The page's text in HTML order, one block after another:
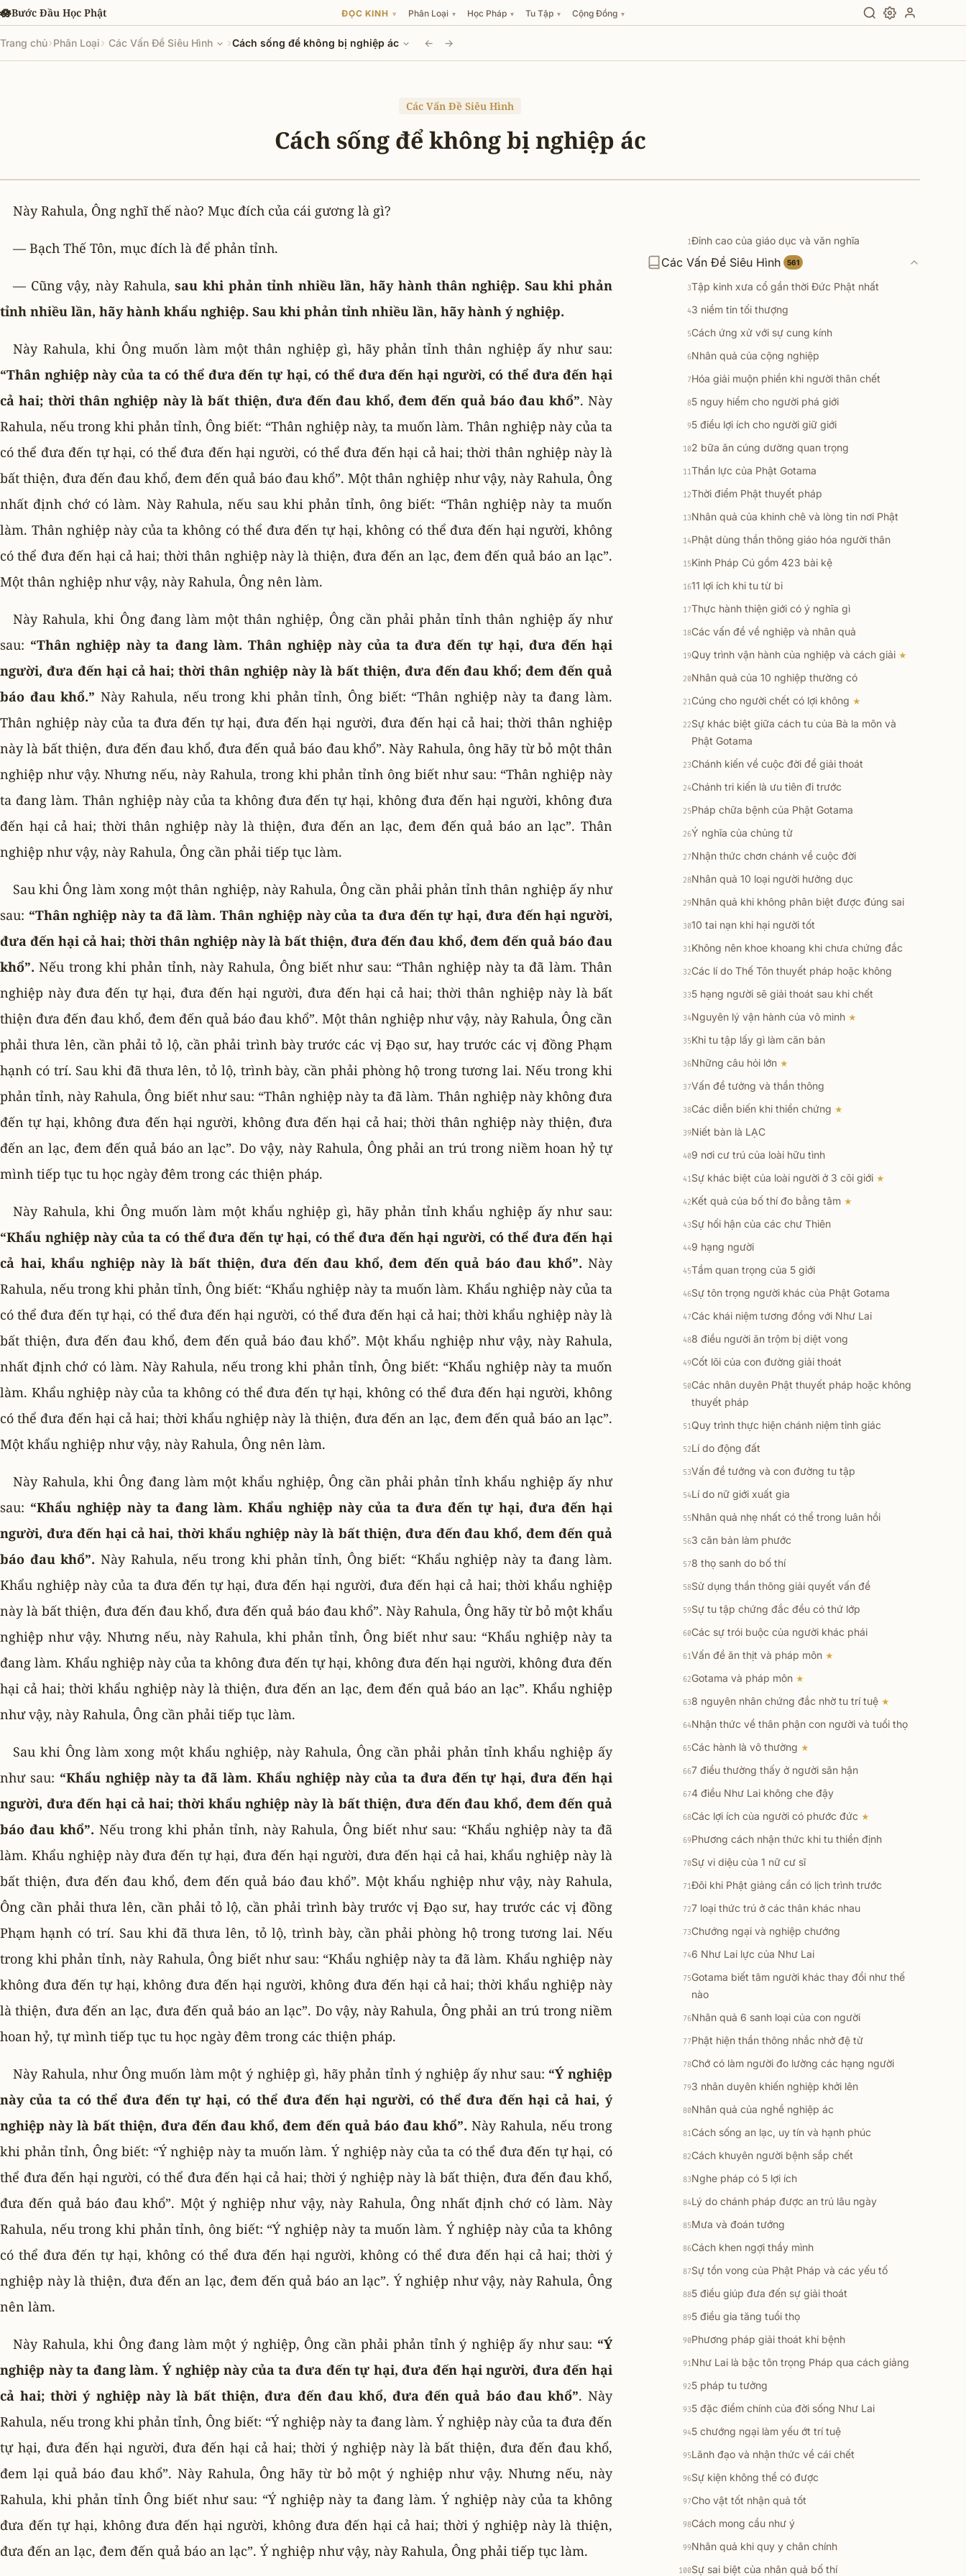
Chuyển đến nội dung chính
🪷Bước Đầu Học Phật ĐỌC KINH ▾ Phân Loại ▾ Học Pháp ▾ Tu Tập ▾ Cộng Đồng ▾
Trang chủ›Phân Loại› Các Vấn Đề Siêu Hình ›Cách sống để không bị nghiệp ác ← →
Các Vấn Đề Siêu Hình
Cách sống để không bị nghiệp ác
Này Rahula, Ông nghĩ thế nào? Mục đích của cái gương là gì?
— Bạch Thế Tôn, mục đích là để phản tỉnh.
— Cũng vậy, này Rahula,sau khi phản tỉnh nhiều lần, hãy hành thân nghiệp. Sau khi phản
tỉnh nhiều lần, hãy hành khẩu nghiệp. Sau khi phản tỉnh nhiều lần, hãy hành ý nghiệp.
Này Rahula, khi Ông muốn làm một thân nghiệp gì, hãy phản tỉnh thân nghiệp ấy như sau:
“Thân nghiệp này của ta có thể đưa đến tự hại, có thể đưa đến hại người, có thể đưa đến hại
cả hai; thời thân nghiệp này là bất thiện, đưa đến đau khổ, đem đến quả báo đau khổ”. Này
Rahula, nếu trong khi phản tỉnh, Ông biết: “Thân nghiệp này, ta muốn làm. Thân nghiệp này của ta
có thể đưa đến tự hại, có thể đưa đến hại người, có thể đưa đến hại cả hai; thời thân nghiệp này là
bất thiện, đưa đến đau khổ, đem đến quả báo đau khổ”. Một thân nghiệp như vậy, này Rahula, Ông
nhất định chớ có làm. Này Rahula, nếu sau khi phản tỉnh, ông biết: “Thân nghiệp này ta muốn
làm. Thân nghiệp này của ta không có thể đưa đến tự hại, không có thể đưa đến hại người, không
có thể đưa đến hại cả hai; thời thân nghiệp này là thiện, đưa đến an lạc, đem đến quả báo an lạc”.
Một thân nghiệp như vậy, này Rahula, Ông nên làm.
Này Rahula, khi Ông đang làm một thân nghiệp, Ông cần phải phản tỉnh thân nghiệp ấy như
sau: “Thân nghiệp này ta đang làm. Thân nghiệp này của ta đưa đến tự hại, đưa đến hại
người, đưa đến hại cả hai; thời thân nghiệp này là bất thiện, đưa đến đau khổ; đem đến quả
báo đau khổ.” Này Rahula, nếu trong khi phản tỉnh, Ông biết: “Thân nghiệp này ta đang làm.
Thân nghiệp này của ta đưa đến tự hại, đưa đến hại người, đưa đến hại cả hai; thời thân nghiệp
này là bất thiện, đưa đến đau khổ, đưa đến quả báo đau khổ”. Này Rahula, ông hãy từ bỏ một thân
nghiệp như vậy. Nhưng nếu, này Rahula, trong khi phản tỉnh ông biết như sau: “Thân nghiệp này
ta đang làm. Thân nghiệp này của ta không đưa đến tự hại, không đưa đến hại người, không đưa
đến hại cả hai; thời thân nghiệp này là thiện, đưa đến an lạc, đem đến quả báo an lạc”. Thân
nghiệp như vậy, này Rahula, Ông cần phải tiếp tục làm.
Sau khi Ông làm xong một thân nghiệp, này Rahula, Ông cần phải phản tỉnh thân nghiệp ấy như
sau: “Thân nghiệp này ta đã làm. Thân nghiệp này của ta đưa đến tự hại, đưa đến hại người,
đưa đến hại cả hai; thời thân nghiệp này là bất thiện, đưa đến đau khổ, đem đến quả báo đau
khổ”. Nếu trong khi phản tỉnh, này Rahula, Ông biết như sau: “Thân nghiệp này ta đã làm. Thân
nghiệp này đưa đến tự hại, đưa đến hại người, đưa đến hại cả hai; thời thân nghiệp này là bất
thiện đưa đến đau khổ, đem đến quả báo đau khổ”. Một thân nghiệp như vậy, này Rahula, Ông cần
phải thưa lên, cần phải tỏ lộ, cần phải trình bày trước các vị Ðạo sư, hay trước các vị đồng Phạm
hạnh có trí. Sau khi đã thưa lên, tỏ lộ, trình bày, cần phải phòng hộ trong tương lai. Nếu trong khi
phản tỉnh, này Rahula, Ông biết như sau: “Thân nghiệp này ta đã làm. Thân nghiệp này không đưa
đến tự hại, không đưa đến hại người, không đưa đến hại cả hai; thời thân nghiệp này thiện, đưa
đến an lạc, đem đến quả báo an lạc”. Do vậy, này Rahula, Ông phải an trú trong niềm hoan hỷ tự
mình tiếp tục tu học ngày đêm trong các thiện pháp.
Này Rahula, khi Ông muốn làm một khẩu nghiệp gì, hãy phản tỉnh khẩu nghiệp ấy như sau:
“Khẩu nghiệp này của ta có thể đưa đến tự hại, có thể đưa đến hại người, có thể đưa đến hại
cả hai, khẩu nghiệp này là bất thiện, đưa đến đau khổ, đem đến quả báo đau khổ”. Này
Rahula, nếu trong khi phản tỉnh, Ông biết: “Khẩu nghiệp này ta muốn làm. Khẩu nghiệp này của ta
có thể đưa đến tự hại, có thể đưa đến hại người, có thể đưa đến hại cả hai; thời khẩu nghiệp này là
bất thiện, đưa đến đau khổ, đem đến quả báo đau khổ”. Một khẩu nghiệp như vậy, này Rahula,
nhất định chớ có làm. Này Rahula, nếu trong khi phản tỉnh, Ông biết: “Khẩu nghiệp này ta muốn
làm. Khẩu nghiệp này của ta không có thể đưa đến tự hại, không có thể đưa đến hại người, không
có thể đưa đến hại cả hai; thời khẩu nghiệp này là thiện, đưa đến an lạc, đem đến quả báo an lạc”.
Một khẩu nghiệp như vậy, này Rahula, Ông nên làm.
Này Rahula, khi Ông đang làm một khẩu nghiệp, Ông cần phải phản tỉnh khẩu nghiệp ấy như
sau: “Khẩu nghiệp này ta đang làm. Khẩu nghiệp này của ta đưa đến tự hại, đưa đến hại
người, đưa đến hại cả hai, thời khẩu nghiệp này là bất thiện, đưa đến đau khổ, đem đến quả
báo đau khổ”. Này Rahula, nếu trong khi phản tỉnh, Ông biết: “Khẩu nghiệp này ta đang làm.
Khẩu nghiệp này của ta đưa đến tự hại, đưa đến hại người, đưa đến hại cả hai; thời khẩu nghiệp
này là bất thiện, đưa đến đau khổ, đưa đến quả báo đau khổ”. Này Rahula, Ông hãy từ bỏ một khẩu
nghiệp như vậy. Nhưng nếu, này Rahula, khi phản tỉnh, Ông biết như sau: “Khẩu nghiệp này ta
đang làm. Khẩu nghiệp này của ta không đưa đến tự hại, không đưa đến hại người, không đưa đến
hại cả hai; thời khẩu nghiệp này là thiện, đưa đến an lạc, đem đến quả báo an lạc”. Khẩu nghiệp
như vậy, này Rahula, Ông cần phải tiếp tục làm.
Sau khi Ông làm xong một khẩu nghiệp, này Rahula, Ông cần phải phản tỉnh khẩu nghiệp ấy
như sau: “Khẩu nghiệp này ta đã làm. Khẩu nghiệp này của ta đưa đến tự hại, đưa đến hại
người, đưa đến hại cả hai; thời khẩu nghiệp này là bất thiện, đưa đến đau khổ, đem đến quả
báo đau khổ”. Nếu trong khi phản tỉnh, này Rahula, Ông biết như sau: “Khẩu nghiệp này ta đã
làm. Khẩu nghiệp này đưa đến tự hại, đưa đến hại người, đưa đến hại cả hai, khẩu nghiệp này là
bất thiện, đưa đến đau khổ, đem đến quả báo đau khổ”. Một khẩu nghiệp như vậy, này Rahula,
Ông cần phải thưa lên, cần phải tỏ lộ, cần phải trình bày trước vị Ðạo sư, hay trước các vị đồng
Phạm hạnh có trí. Sau khi đã thưa lên, tỏ lộ, trình bày, cần phải phòng hộ trong tương lai. Nếu
trong khi phản tỉnh, này Rahula, Ông biết như sau: “Khẩu nghiệp này ta đã làm. Khẩu nghiệp này
không đưa đến tự hại, không đưa đến hại người, không đưa đến hại cả hai; thời khẩu nghiệp này
là thiện, đưa đến an lạc, đưa đến quả báo an lạc”. Do vậy, này Rahula, Ông phải an trú trong niềm
hoan hỷ, tự mình tiếp tục tu học ngày đêm trong các thiện pháp.
Này Rahula, như Ông muốn làm một ý nghiệp gì, hãy phản tỉnh ý nghiệp ấy như sau: “Ý nghiệp
này của ta có thể đưa đến tự hại, có thể đưa đến hại người, có thể đưa đến hại cả hai, ý
nghiệp này là bất thiện, đưa đến đau khổ, đem đến quả báo đau khổ”. Này Rahula, nếu trong
khi phản tỉnh, Ông biết: “Ý nghiệp này ta muốn làm. Ý nghiệp này của ta có thể đưa đến tự hại, có
thể đưa đến hại người, có thể đưa đến hại cả hai; thời ý nghiệp này là bất thiện, đưa đến đau khổ,
đưa đến quả báo đau khổ”. Một ý nghiệp như vậy, này Rahula, Ông nhất định chớ có làm. Này
Rahula, nếu trong khi phản tỉnh, ông biết: “Ý nghiệp này ta muốn làm. Ý nghiệp này của ta không
có thể đưa đến tự hại, không có thể đưa đến hại người, không có thể đưa đến hại cả hai; thời ý
nghiệp này là thiện, đưa đến an lạc, đem đến quả báo an lạc”. Ý nghiệp như vậy, này Rahula, Ông
nên làm.
Này Rahula, khi Ông đang làm một ý nghiệp, Ông cần phải phản tỉnh ý nghiệp ấy như sau: “Ý
nghiệp này ta đang làm. Ý nghiệp này của ta đưa đến tự hại, đưa đến hại người, đưa đến hại
cả hai; thời ý nghiệp này là bất thiện, đưa đến đau khổ, đưa đến quả báo đau khổ”. Này
Rahula, nếu trong khi phản tỉnh, Ông biết: “Ý nghiệp này ta đang làm. Ý nghiệp này của ta đưa đến
tự hại, đưa đến hại người, đưa đến hại cả hai; thời ý nghiệp này là bất thiện, đưa đến đau khổ,
đem lại quả báo đau khổ”. Này Rahula, Ông hãy từ bỏ một ý nghiệp như vậy. Nhưng nếu, này
Rahula, khi phản tỉnh Ông biết như sau: “Ý nghiệp này ta đang làm. Ý nghiệp này của ta không
đưa đến tự hại, không đưa đến hại người, không đưa đến hại cả hai; thời ý nghiệp này là thiện,
đưa đến an lạc, đem đến quả báo an lạc”. Ý nghiệp như vậy, này Rahula, Ông phải tiếp tục làm.
Các Vấn Đề Siêu Hình 561
1Đỉnh cao của giáo dục và văn nghĩa
27 pháp đoạn trừ lậu hoặc
3Tập kinh xưa cổ gần thời Đức Phật nhất
43 niềm tin tối thượng
5Cách ứng xử với sự cung kính
6Nhân quả của cộng nghiệp
7Hóa giải muộn phiền khi người thân chết
85 nguy hiểm cho người phá giới
95 điều lợi ích cho người giữ giới
102 bữa ăn cúng dường quan trọng
11Thần lực của Phật Gotama
12Thời điểm Phật thuyết pháp
13Nhân quả của khinh chê và lòng tin nơi Phật
14Phật dùng thần thông giáo hóa người thân
15Kinh Pháp Cú gồm 423 bài kệ
1611 lợi ích khi tu từ bi
17Thực hành thiện giới có ý nghĩa gì
18Các vấn đề về nghiệp và nhân quả
19Quy trình vận hành của nghiệp và cách giải ★
20Nhân quả của 10 nghiệp thường có
21Cúng cho người chết có lợi không ★
22Sự khác biệt giữa cách tu của Bà la môn và
Phật Gotama
23Chánh kiến về cuộc đời để giải thoát
24Chánh tri kiến là ưu tiên đi trước
25Pháp chữa bệnh của Phật Gotama
26Ý nghĩa của chủng tử
27Nhận thức chơn chánh về cuộc đời
28Nhân quả 10 loại người hưởng dục
29Nhân quả khi không phân biệt được đúng sai
3010 tai nạn khi hại người tốt
31Không nên khoe khoang khi chưa chứng đắc
32Các lí do Thế Tôn thuyết pháp hoặc không
335 hạng người sẽ giải thoát sau khi chết
34Nguyên lý vận hành của vô minh ★
35Khi tu tập lấy gì làm căn bản
36Những câu hỏi lớn ★
37Vấn đề tưởng và thần thông
38Các diễn biến khi thiền chứng ★
39Niết bàn là LẠC
409 nơi cư trú của loài hữu tình
41Sự khác biệt của loài người ở 3 cõi giới ★
42Kết quả của bố thí đo bằng tâm ★
43Sự hối hận của các chư Thiên
449 hạng người
45Tầm quan trọng của 5 giới
46Sự tôn trọng người khác của Phật Gotama
47Các khái niệm tương đồng với Như Lai
488 điều người ăn trộm bị diệt vong
49Cốt lõi của con đường giải thoát
50Các nhân duyên Phật thuyết pháp hoặc không
thuyết pháp
51Quy trình thực hiện chánh niệm tỉnh giác
52Lí do động đất
53Vấn đề tưởng và con đường tu tập
54Lí do nữ giới xuất gia
55Nhân quả nhẹ nhất có thể trong luân hồi
563 căn bản làm phước
578 thọ sanh do bố thí
58Sử dụng thần thông giải quyết vấn đề
59Sự tu tập chứng đắc đều có thứ lớp
60Các sự trói buộc của người khác phái
61Vấn đề ăn thịt và pháp môn ★
62Gotama và pháp môn ★
638 nguyên nhân chứng đắc nhờ tu trí tuệ ★
64Nhận thức về thân phận con người và tuổi thọ
65Các hành là vô thường ★
667 điều thường thấy ở người sân hận
674 điều Như Lai không che đậy
68Các lợi ích của người có phước đức ★
69Phương cách nhận thức khi tu thiền định
70Sự vi diệu của 1 nữ cư sĩ
71Đôi khi Phật giảng cần có lịch trình trước
727 loại thức trú ở các thân khác nhau
73Chướng ngại và nghiệp chướng
746 Như Lai lực của Như Lai
75Gotama biết tâm người khác thay đổi như thế
nào
76Nhân quả 6 sanh loại của con người
77Phật hiện thần thông nhắc nhở đệ tử
78Chớ có làm người đo lường các hạng người
793 nhân duyên khiến nghiệp khởi lên
80Nhân quả của nghề nghiệp ác
81Cách sống an lạc, uy tín và hạnh phúc
82Cách khuyên người bệnh sắp chết
83Nghe pháp có 5 lợi ích
84Lý do chánh pháp được an trú lâu ngày
85Mưa và đoán tướng
86Cách khen ngợi thầy mình
87Sự tồn vong của Phật Pháp và các yếu tố
885 điều giúp đưa đến sự giải thoát
895 điều gia tăng tuổi thọ
90Phương pháp giải thoát khi bệnh
91Như Lai là bậc tôn trọng Pháp qua cách giảng
925 pháp tu tưởng
935 đặc điểm chính của đời sống Như Lai
945 chướng ngại làm yếu ớt trí tuệ
95Lãnh đạo và nhận thức về cái chết
96Sự kiện không thể có được
97Cho vật tốt nhận quả tốt
98Cách mong cầu như ý
99Nhân quả khi quy y chân chính
100Sự sai biệt của nhân quả bố thí